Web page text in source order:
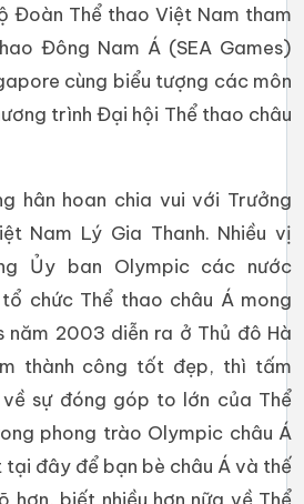
Đoàn Thể thao Việt Nam tham
Đông Nam Á (SEA Games)
cùng biểu tượng các môn
trình Đại hội Thể thao châu
hân hoan chia vui với Trưởng
Nam Lý Gia Thanh. Nhiều vị
Ủy ban Olympic các nước
chức Thể thao châu Á mong
năm 2003 diễn ra ở Thủ đô Hà
thành công tốt đẹp, thì tấm
về sự đóng góp to lớn của Thể
phong trào Olympic châu Á
đây để bạn bè châu Á và thế
hơn, biết nhiều hơn nữa về Thể